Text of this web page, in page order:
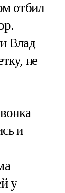
отбил
Влад
не
и
у